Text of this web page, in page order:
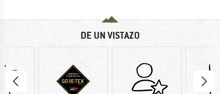
DE UN VISTAZO